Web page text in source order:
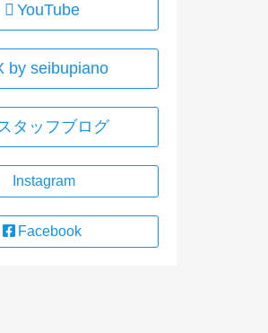
YouTube
by seibupiano
タッフブログ
Instagram
Facebook